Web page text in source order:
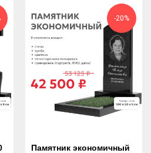
-20%
Памятник экономичный
запросам,